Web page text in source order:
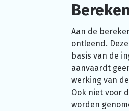
Aan de
ontleend.
basis van de
aanvaardt
werking van
Ook niet voor
worden